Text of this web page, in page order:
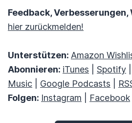
Feedback, Verbesserungen,
hier zurückmelden!
Unterstützen: Amazon
Abonnieren: iTunes Spotify
Music
Google Podcasts
Folgen: Instagram Facebook